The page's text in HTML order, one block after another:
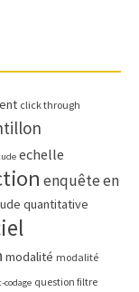
click through
echelle
enquête en
quantitative
modalité modalité
codage question filtre